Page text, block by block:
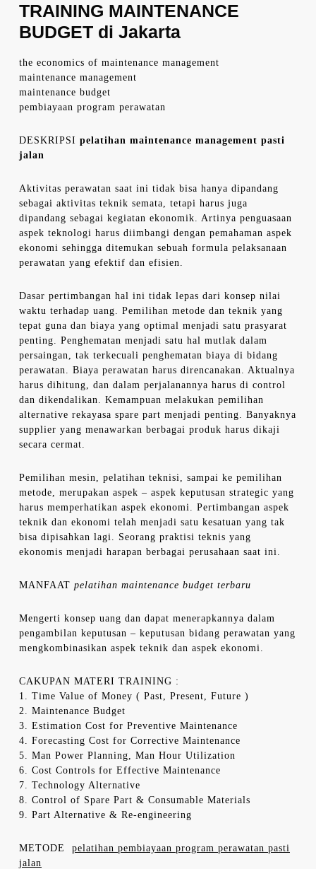
TRAINING MAINTENANCE
BUDGET di Jakarta
the economics of maintenance management
maintenance management
maintenance budget
pembiayaan program perawatan
DESKRIPSI pelatihan maintenance management pasti
jalan
Aktivitas perawatan saat ini tidak bisa hanya dipandang
sebagai aktivitas teknik semata, tetapi harus juga
dipandang sebagai kegiatan ekonomik. Artinya penguasaan
aspek teknologi harus diimbangi dengan pemahaman aspek
ekonomi sehingga ditemukan sebuah formula pelaksanaan
perawatan yang efektif dan efisien.
Dasar pertimbangan hal ini tidak lepas dari konsep nilai
waktu terhadap uang. Pemilihan metode dan teknik yang
tepat guna dan biaya yang optimal menjadi satu prasyarat
penting. Penghematan menjadi satu hal mutlak dalam
persaingan, tak terkecuali penghematan biaya di bidang
perawatan. Biaya perawatan harus direncanakan. Aktualnya
harus dihitung, dan dalam perjalanannya harus di control
dan dikendalikan. Kemampuan melakukan pemilihan
alternative rekayasa spare part menjadi penting. Banyaknya
supplier yang menawarkan berbagai produk harus dikaji
secara cermat.
Pemilihan mesin, pelatihan teknisi, sampai ke pemilihan
metode, merupakan aspek – aspek keputusan strategic yang
harus memperhatikan aspek ekonomi. Pertimbangan aspek
teknik dan ekonomi telah menjadi satu kesatuan yang tak
bisa dipisahkan lagi. Seorang praktisi teknis yang
ekonomis menjadi harapan berbagai perusahaan saat ini.
MANFAAT pelatihan maintenance budget terbaru
Mengerti konsep uang dan dapat menerapkannya dalam
pengambilan keputusan – keputusan bidang perawatan yang
mengkombinasikan aspek teknik dan aspek ekonomi.
CAKUPAN MATERI TRAINING :
1. Time Value of Money ( Past, Present, Future )
2. Maintenance Budget
3. Estimation Cost for Preventive Maintenance
4. Forecasting Cost for Corrective Maintenance
5. Man Power Planning, Man Hour Utilization
6. Cost Controls for Effective Maintenance
7. Technology Alternative
8. Control of Spare Part & Consumable Materials
9. Part Alternative & Re-engineering
METODE pelatihan pembiayaan program perawatan pasti
jalan